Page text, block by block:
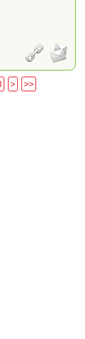
> >>